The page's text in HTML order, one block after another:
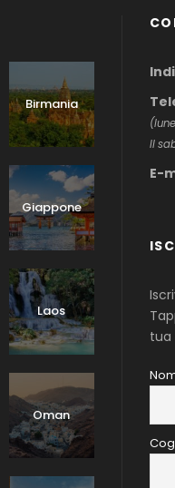
Birmania
Giappone
Laos
Oman
Il
E-
tua